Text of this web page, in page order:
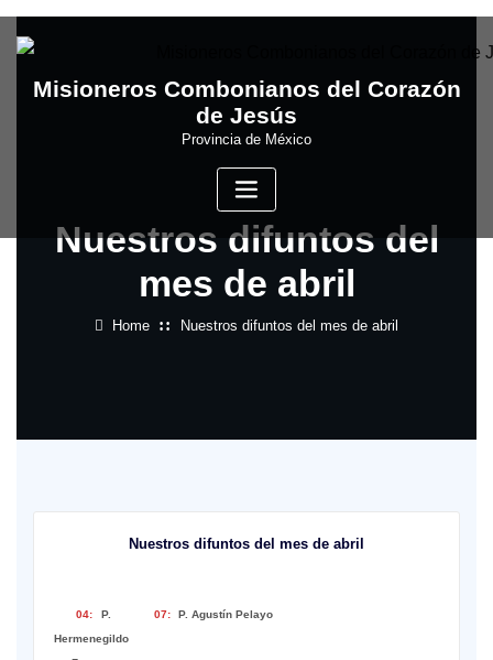
to
Misioneros Combonianos del Corazón
de Jesús
Provincia de México
Nuestros difuntos del
mes de abril
Home Nuestros difuntos del mes de abril
Nuestros difuntos del mes de abril
04:
P.
Hermenegildo
07: P. Agustín Pelayo